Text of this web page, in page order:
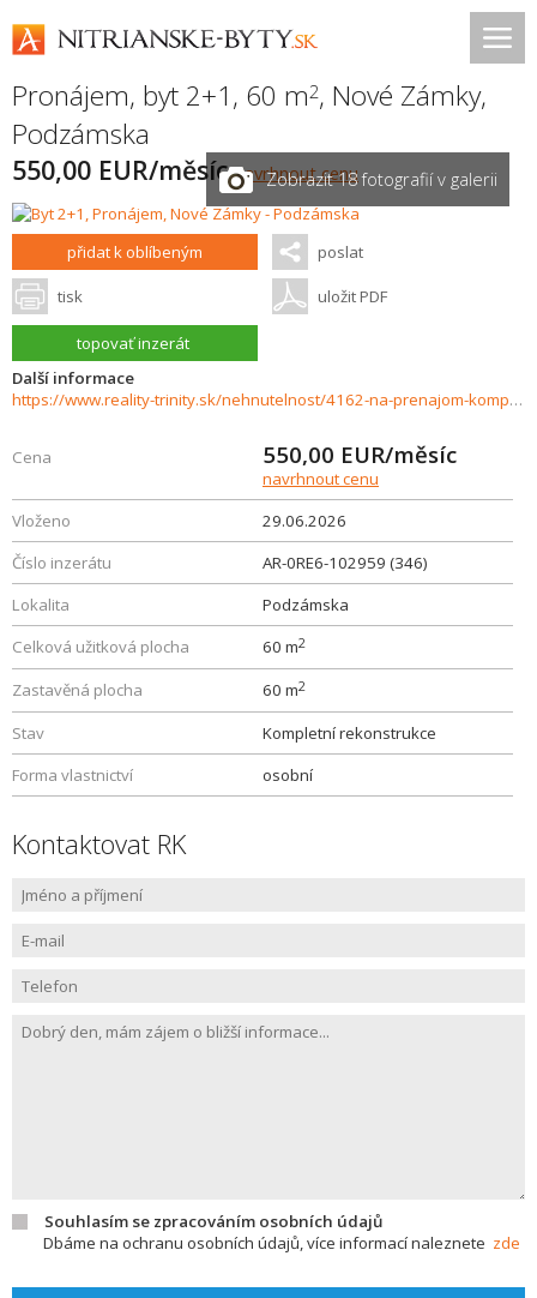
Pronájem, byt 2+1, 60 m2, Nové Zámky,
Podzámska
550,00 EUR/měsícnavrhnout cenu
Zobrazit 18 fotografií v galerii
přidat k oblíbeným poslat
tisk uložit PDF
topovať inzerát
Další informace
https://www.reality-trinity.sk/nehnutelnost/4162-na-prenajom-kompletne-zariadeny-2-izbovy-byt-v-meste-nove-zamky
Cena 550,00 EUR/měsíc
navrhnout cenu
Vloženo
29.06.2026
Číslo inzerátu
AR-0RE6-102959 (346)
Lokalita
Podzámska
Celková užitková plocha
60 m2
Zastavěná plocha 60 m2
Stav
Kompletní rekonstrukce
Forma vlastnictví
osobní
Kontaktovat RK
Souhlasím se zpracováním osobních údajů
Dbáme na ochranu osobních údajů, více informací naleznete zde